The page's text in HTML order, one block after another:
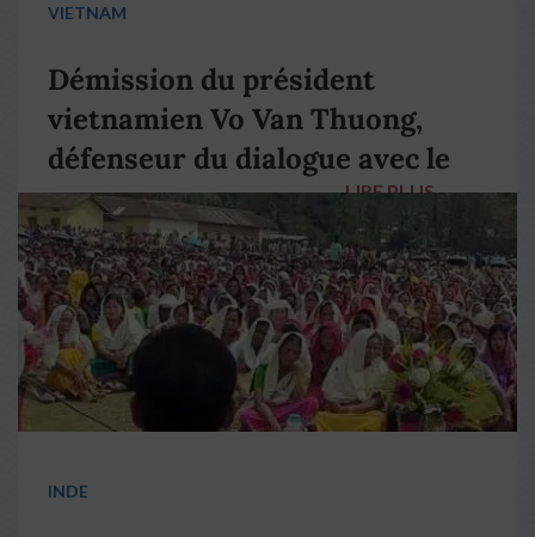
VIETNAM
Démission du président
vietnamien Vo Van Thuong,
défenseur du dialogue avec le
pape François
LIRE PLUS →
INDE